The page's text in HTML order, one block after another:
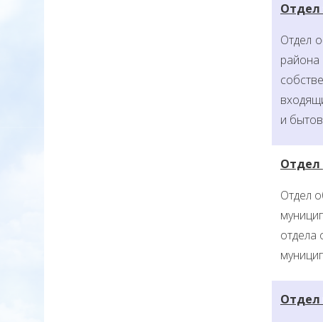
Отдел
Отдел
и
Отдел
Отдел
отдела
Отдел